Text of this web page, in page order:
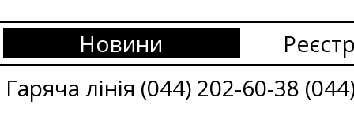
Новини
Гаряча лінія (044) 202-60-38